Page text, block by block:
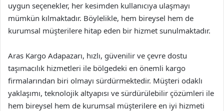
uygun seçenekler, her kesimden kullanıcıya ulaşmayı
mümkün kılmaktadır. Böylelikle, hem bireysel hem de
kurumsal müşterilere hitap eden bir hizmet sunulmaktadır.
Aras Kargo Adapazarı, hızlı, güvenilir ve çevre dostu
taşımacılık hizmetleri ile bölgedeki en önemli kargo
firmalarından biri olmayı sürdürmektedir. Müşteri odaklı
yaklaşımı, teknolojik altyapısı ve sürdürülebilir çözümleri ile
hem bireysel hem de kurumsal müşterilere en iyi hizmeti